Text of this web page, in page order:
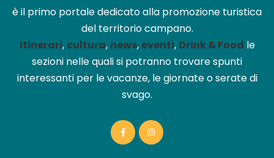
è il primo portale dedicato alla promozione turistica
del territorio campano.
Itinerari, cultura, news, eventi, Drink & Food le
sezioni nelle quali si potranno trovare spunti
interessanti per le vacanze, le giornate o serate di
svago.